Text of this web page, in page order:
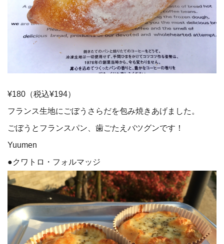
¥180（税込¥194）
フランス生地にごぼうさらだを包み焼きあげました。
ごぼうとフランスパン、歯ごたえバツグンです！
Yuumen
●クワトロ・フォルマッジ